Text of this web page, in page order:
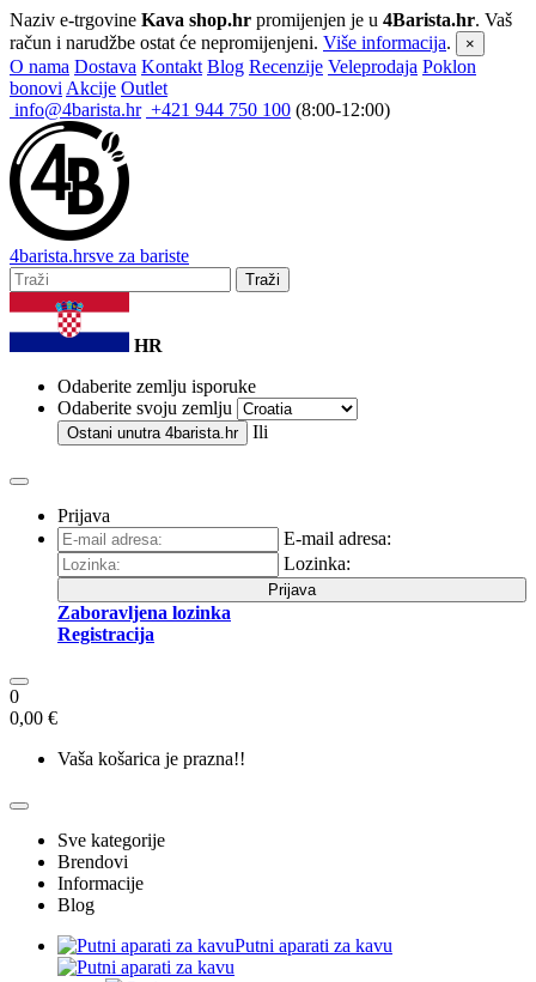
Naziv e-trgovine Kava shop.hr promijenjen je u 4Barista.hr. Vaš
račun i narudžbe ostat će nepromijenjeni. Više informacija. ×
O nama Dostava Kontakt Blog Recenzije Veleprodaja Poklon
bonovi Akcije Outlet
info@4barista.hr +421 944 750 100 (8:00-12:00)
4barista.hrsve za bariste
Traži
HR
Odaberite zemlju isporuke
Odaberite svoju zemlju
Ostani unutra 4barista.hr Ili
Prijava
E-mail adresa:
Lozinka:
Prijava
Zaboravljena lozinka
Registracija
0
0,00 €
Vaša košarica je prazna!!
Sve kategorije
Brendovi
Informacije
Blog
Putni aparati za kavu